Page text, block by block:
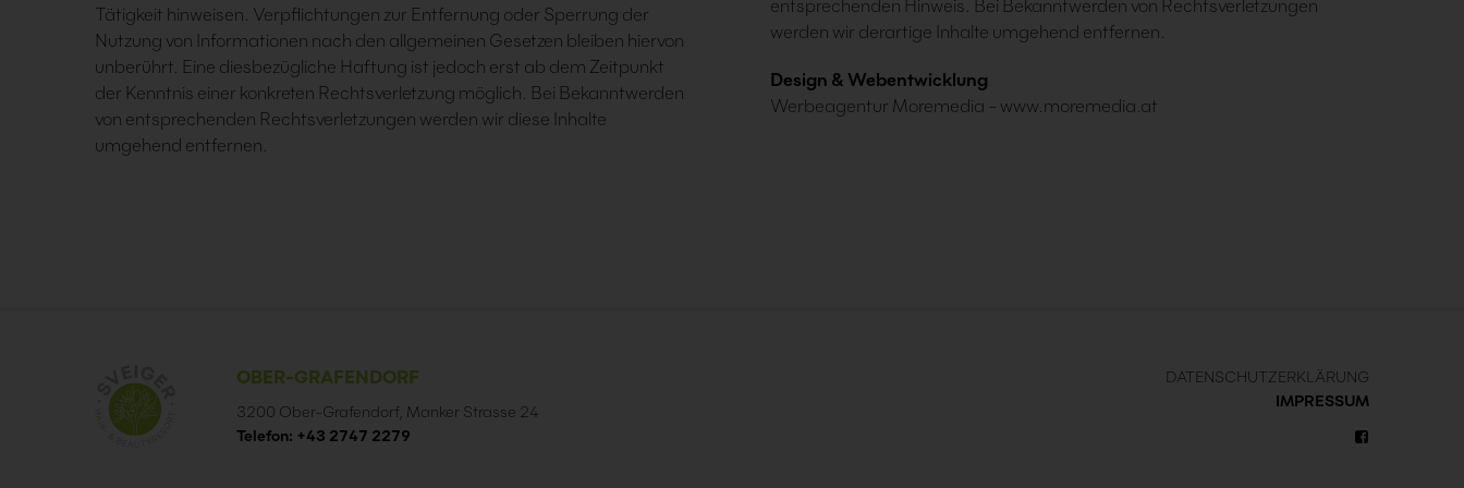
Tätigkeit hinweisen. Verpflichtungen zur Entfernung oder Sperrung der
Nutzung von Informationen nach den allgemeinen Gesetzen bleiben hiervon
unberührt. Eine diesbezügliche Haftung ist jedoch erst ab dem Zeitpunkt
der Kenntnis einer konkreten Rechtsverletzung möglich. Bei Bekanntwerden
von entsprechenden Rechtsverletzungen werden wir diese Inhalte
umgehend entfernen.
entsprechenden Hinweis. Bei Bekanntwerden von Rechtsverletzungen
werden wir derartige Inhalte umgehend entfernen.
Design & Webentwicklung
Werbeagentur Moremedia - www.moremedia.at
OBER-GRAFENDORF
3200 Ober-Grafendorf, Manker Strasse 24
Telefon: +43 2747 2279
DATENSCHUTZERKLÄRUNG
IMPRESSUM